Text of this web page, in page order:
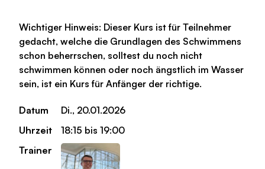
Wichtiger Hinweis: Dieser Kurs ist für Teilnehmer
gedacht, welche die Grundlagen des Schwimmens
schon beherrschen, solltest du noch nicht
schwimmen können oder noch ängstlich im Wasser
sein, ist ein Kurs für Anfänger der richtige.
Datum
Di., 20.01.2026
Uhrzeit
18:15 bis 19:00
Trainer